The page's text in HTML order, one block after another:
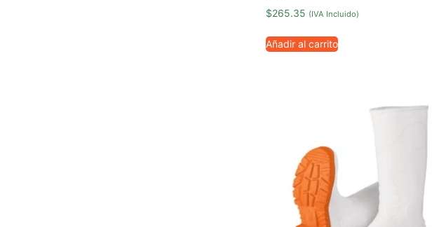
$265.35 (IVA Incluido)
Añadir al carrito